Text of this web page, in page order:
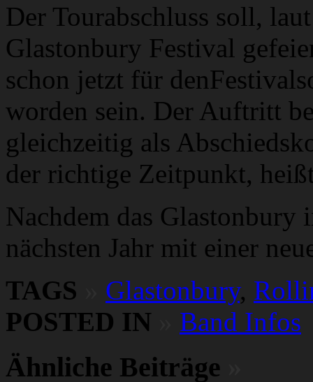
Der Tourabschluss soll,
Glastonbury Festival
schon jetzt für
worden sein. Der Auftritt
gleichzeitig als
der richtige Zeitpunkt,
Nachdem das Glastonbury
nächsten Jahr mit einer
TAGS
Glastonbury,
POSTED IN
Band Infos
Ähnliche Beiträge